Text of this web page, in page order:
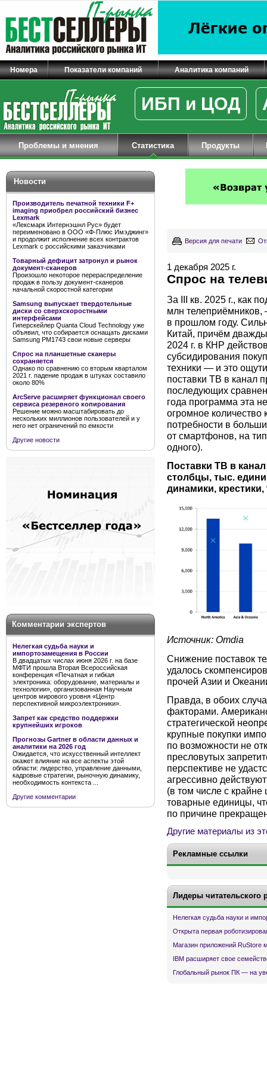
Номера Показатели компаний Аналитика компаний
ИБП и ЦОД
Проблемы и мнения Статистика Продукты
Новости
Производитель печатной техники F+
imaging приобрел российский бизнес
Lexmark
«Лексмарк Интернэшнл Рус» будет
переименовано в ООО «Ф-Плюс Имэджинг»
и продолжит исполнение всех контрактов
Lexmark с российскими заказчиками
Товарный дефицит затронул и рынок
документ-сканеров
Произошло некоторое перераспределение
продаж в пользу документ-сканеров
начальной скоростной категории
Samsung выпускает твердотельные
диски со сверхскоростными
интерфейсами
Гиперскейлер Quanta Cloud Technology уже
объявил, что собирается оснащать дисками
Samsung PM1743 свои новые серверы
Спрос на планшетные сканеры
сохраняется
Однако по сравнению со вторым кварталом
2021 г. падение продаж в штуках составило
около 80%
ArcServe расширяет функционал своего
сервиса резервного копирования
Решение можно масштабировать до
нескольких миллионов пользователей и у
него нет ограничений по емкости
Другие новости
Комментарии экспертов
Нелегкая судьба науки и
импортозамещения в России
В двадцатых числах июня 2026 г. на базе
МФТИ прошла Вторая Всероссийская
конференция «Печатная и гибкая
электроника: оборудование, материалы и
технологии», организованная Научным
центров мирового уровня «Центр
перспективной микроэлектроники».
Запрет как средство поддержки
крупнейших игроков
Прогнозы Gartner в области данных и
аналитики на 2026 год
Ожидается, что искусственный интеллект
окажет влияние на все аспекты этой
области: лидерство, управление данными,
кадровые стратегии, рыночную динамику,
необходимость контекста ...
Другие комментарии
Версия для печати
1 декабря 2025 г.
Спрос на
За III кв. 2025 г., как
млн
в прошлом году.
Китай, причём
2024 г. в КНР
субсидирования
техники — и это
поставки ТВ в канал
последующих
года программа эта
огромное количество
потребности в
от смартфонов, на
одного).
Поставки ТВ в
столбцы, тыс.
динамики,
Источник: Omdia
Снижение поставок
удалось
прочей Азии и
Правда, в обоих
факторами.
стратегической
крупные покупки
по возможности не
пресловутых
перспективе не
агрессивно
(в том числе с
товарные единицы,
по причине
Другие материалы из
Рекламные ссылки
Лидеры читательского
Нелегкая судьба науки и
Открыта первая
Магазин приложений RuStore
IBM расширяет свое
Глобальный рынок ПК — на